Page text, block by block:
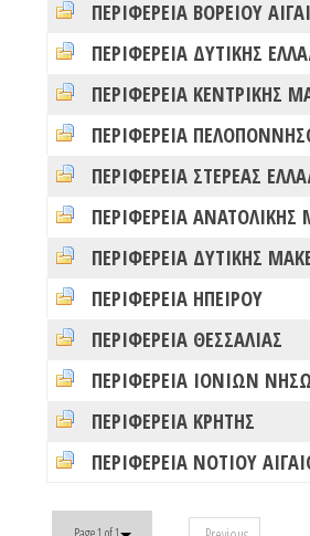
ΠΕΡΙΦΕΡΕΙΑ ΒΟΡΕΙΟΥ
ΠΕΡΙΦΕΡΕΙΑ ΔΥΤΙΚΗΣ
ΠΕΡΙΦΕΡΕΙΑ ΚΕΝΤΡΙΚΗΣ
ΠΕΡΙΦΕΡΕΙΑ
ΠΕΡΙΦΕΡΕΙΑ ΣΤΕΡΕΑΣ
ΠΕΡΙΦΕΡΕΙΑ ΔΥΤΙΚΗΣ
ΠΕΡΙΦΕΡΕΙΑ ΗΠΕΙΡΟΥ
ΠΕΡΙΦΕΡΕΙΑ ΘΕΣΣΑΛΙΑΣ
ΠΕΡΙΦΕΡΕΙΑ ΙΟΝΙΩΝ
ΠΕΡΙΦΕΡΕΙΑ ΚΡΗΤΗΣ
ΠΕΡΙΦΕΡΕΙΑ ΝΟΤΙΟΥ